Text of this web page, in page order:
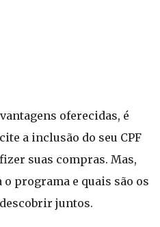
oferecidas, é
a inclusão do seu CPF
suas compras. Mas,
programa e quais são os
juntos.